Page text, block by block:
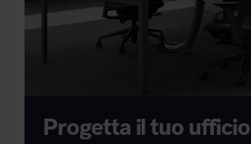
Progetta il tuo ufficio